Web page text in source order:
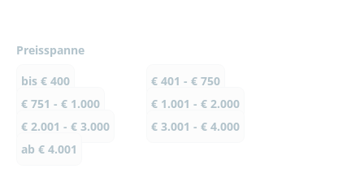
Preisspanne
bis € 400
€ 401 - € 750
€ 751 - € 1.000
€ 1.001 - € 2.000
€ 2.001 - € 3.000
€ 3.001 - € 4.000
ab € 4.001